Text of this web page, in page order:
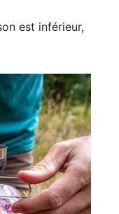
est inférieur,